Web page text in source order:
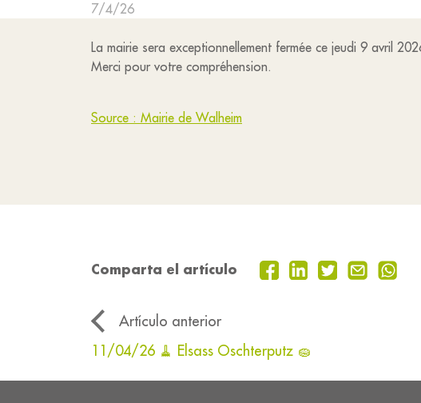
7/4/26
La mairie sera exceptionnellement fermée ce jeudi 9 avril
Merci pour votre compréhension.
Source : Mairie de Walheim
Comparta el artículo
Artículo anterior
11/04/26 🧹 Elsass Oschterputz 🧽